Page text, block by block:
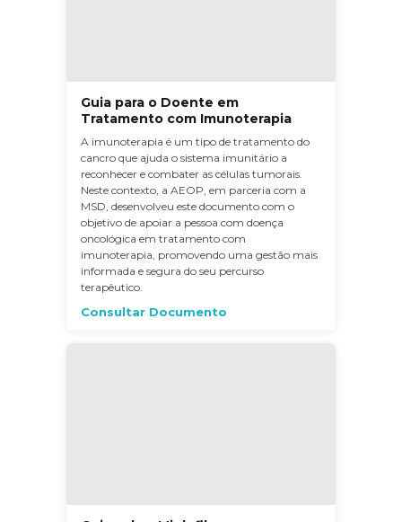
Guia para o Doente em
Tratamento com Imunoterapia
A imunoterapia é um tipo de tratamento do
cancro que ajuda o sistema imunitário a
reconhecer e combater as células tumorais.
Neste contexto, a AEOP, em parceria com a
MSD, desenvolveu este documento com o
objetivo de apoiar a pessoa com doença
oncológica em tratamento com
imunoterapia, promovendo uma gestão mais
informada e segura do seu percurso
terapêutico.
Consultar Documento